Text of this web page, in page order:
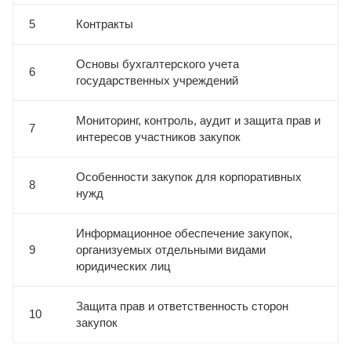
5 Контракты
6
Основы бухгалтерского учета
государственных учреждений
7
Мониторинг, контроль, аудит и защита прав и
интересов участников закупок
8
Особенности закупок для корпоративных
нужд
9
Информационное обеспечение закупок,
организуемых отдельными видами
юридических лиц
10
Защита прав и ответственность сторон
закупок